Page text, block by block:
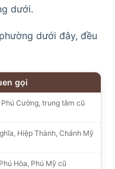
dưới.
dưới đây, đều
gọi
Cường, trung tâm cũ
Hiệp Thành, Chánh Mỹ
Hòa, Phú Mỹ cũ